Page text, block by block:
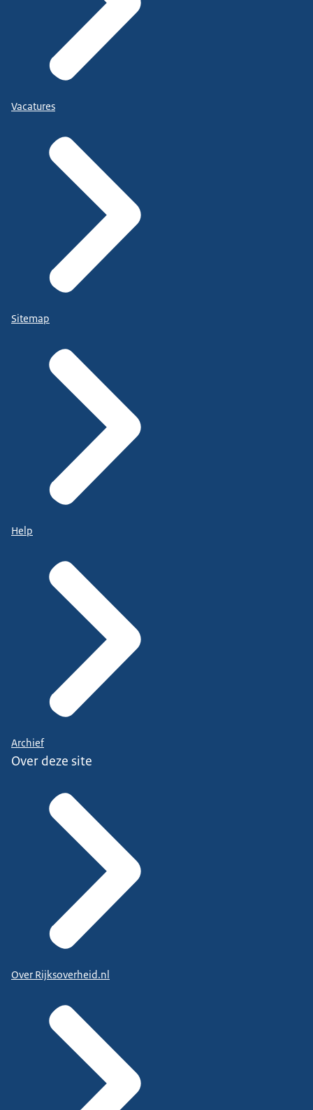
Vacatures
Sitemap
Help
Archief
Over deze site
Over Rijksoverheid.nl